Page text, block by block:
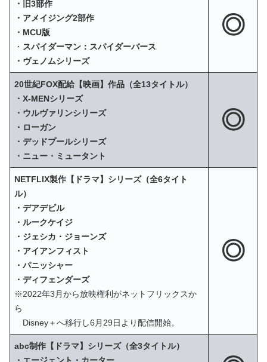
・旧3部作
・アメイジング2部作
・MCU版
・ スパイダーマン：スパイダーバース
・ヴェノムシリーズ
◎
20世紀FOX配給【映画】作品（全13タイトル）
・X‐MENシリーズ
・ウルヴァリンシリーズ
・ローガン
・デッドプールシリーズ
・ニュー・ミュータント
◎
NETFLIX製作【ドラマ】シリーズ（全6タイト
ル）
・デアデビル
・ルークケイジ
・ジェシカ・ジョーンズ
・アイアンフィスト
・パニッシャー
・ディフェンダーズ
※2022年3月から放映権利がネットフリックスか
ら
Disney＋へ移行し6月29日より配信開始。
◎
abc制作【ドラマ】シリーズ（全3タイトル）